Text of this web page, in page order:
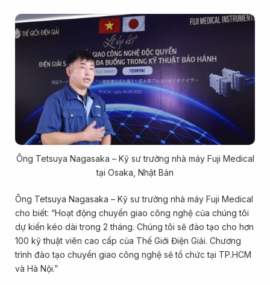
Ông Tetsuya Nagasaka – Kỹ sư trưởng nhà máy Fuji Medical
tại Osaka, Nhật Bản
Ông Tetsuya Nagasaka – Kỹ sư trưởng nhà máy Fuji Medical
cho biết: “Hoạt động chuyển giao công nghệ của chúng tôi
dự kiến kéo dài trong 2 tháng. Chúng tôi sẽ đào tạo cho hơn
100 kỹ thuật viên cao cấp của Thế Giới Điện Giải. Chương
trình đào tạo chuyển giao công nghệ sẽ tổ chức tại TP.HCM
và Hà Nội.”